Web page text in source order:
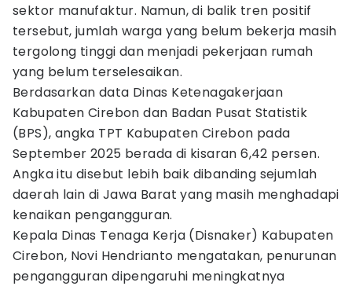
sektor manufaktur. Namun, di balik tren positif
tersebut, jumlah warga yang belum bekerja masih
tergolong tinggi dan menjadi pekerjaan rumah
yang belum terselesaikan.
Berdasarkan data Dinas Ketenagakerjaan
Kabupaten Cirebon dan Badan Pusat Statistik
(BPS), angka TPT Kabupaten Cirebon pada
September 2025 berada di kisaran 6,42 persen.
Angka itu disebut lebih baik dibanding sejumlah
daerah lain di Jawa Barat yang masih menghadapi
kenaikan pengangguran.
Kepala Dinas Tenaga Kerja (Disnaker) Kabupaten
Cirebon, Novi Hendrianto mengatakan, penurunan
pengangguran dipengaruhi meningkatnya